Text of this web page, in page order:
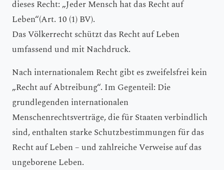
dieses Recht: „Jeder Mensch hat das Recht auf
Leben“(Art. 10 (1) BV).
Das Völkerrecht schützt das Recht auf Leben
umfassend und mit Nachdruck.
Nach internationalem Recht gibt es zweifelsfrei kein
„Recht auf Abtreibung“. Im Gegenteil: Die
grundlegenden internationalen
Menschenrechtsverträge, die für Staaten verbindlich
sind, enthalten starke Schutzbestimmungen für das
Recht auf Leben – und zahlreiche Verweise auf das
ungeborene Leben.